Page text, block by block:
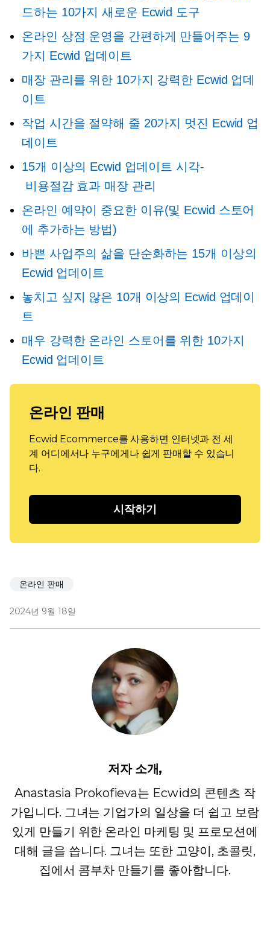
드하는 10가지 새로운 Ecwid 도구
온라인 상점 운영을 간편하게 만들어주는 9
가지 Ecwid 업데이트
매장 관리를 위한 10가지 강력한 Ecwid 업데
이트
작업 시간을 절약해 줄 20가지 멋진 Ecwid 업
데이트
15개 이상의 Ecwid 업데이트 시각-
비용절감 효과 매장 관리
온라인 예약이 중요한 이유(및 Ecwid 스토어
에 추가하는 방법)
바쁜 사업주의 삶을 단순화하는 15개 이상의
Ecwid 업데이트
놓치고 싶지 않은 10개 이상의 Ecwid 업데이
트
매우 강력한 온라인 스토어를 위한 10가지
Ecwid 업데이트
온라인 판매
Ecwid Ecommerce를 사용하면 인터넷과 전 세
계 어디에서나 누구에게나 쉽게 판매할 수 있습니
다.
시작하기
온라인 판매
2024년 9월 18일
저자 소개,
Anastasia Prokofieva는 Ecwid의 콘텐츠 작
가입니다. 그녀는 기업가의 일상을 더 쉽고 보람
있게 만들기 위한 온라인 마케팅 및 프로모션에
대해 글을 씁니다. 그녀는 또한 고양이, 초콜릿,
집에서 콤부차 만들기를 좋아합니다.